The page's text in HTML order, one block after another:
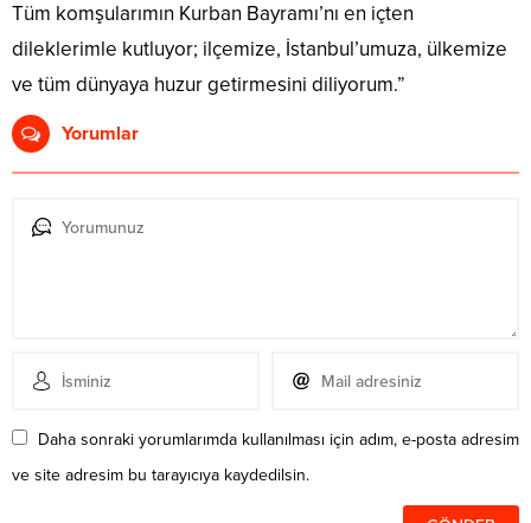
Tüm komşularımın Kurban Bayramı’nı en içten
dileklerimle kutluyor; ilçemize, İstanbul’umuza, ülkemize
ve tüm dünyaya huzur getirmesini diliyorum.”
Yorumlar
Daha sonraki yorumlarımda kullanılması için adım, e-posta adresim
ve site adresim bu tarayıcıya kaydedilsin.